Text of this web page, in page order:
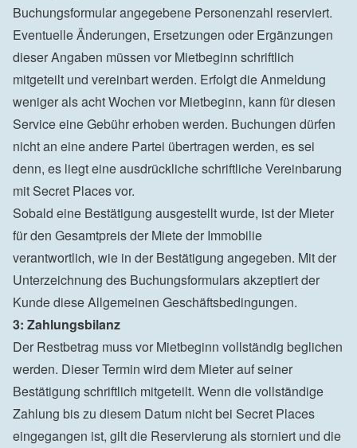
Buchungsformular angegebene Personenzahl reserviert.
Eventuelle Änderungen, Ersetzungen oder Ergänzungen
dieser Angaben müssen vor Mietbeginn schriftlich
mitgeteilt und vereinbart werden. Erfolgt die Anmeldung
weniger als acht Wochen vor Mietbeginn, kann für diesen
Service eine Gebühr erhoben werden. Buchungen dürfen
nicht an eine andere Partei übertragen werden, es sei
denn, es liegt eine ausdrückliche schriftliche Vereinbarung
mit Secret Places vor.
Sobald eine Bestätigung ausgestellt wurde, ist der Mieter
für den Gesamtpreis der Miete der Immobilie
verantwortlich, wie in der Bestätigung angegeben. Mit der
Unterzeichnung des Buchungsformulars akzeptiert der
Kunde diese Allgemeinen Geschäftsbedingungen.
3: Zahlungsbilanz
Der Restbetrag muss vor Mietbeginn vollständig beglichen
werden. Dieser Termin wird dem Mieter auf seiner
Bestätigung schriftlich mitgeteilt. Wenn die vollständige
Zahlung bis zu diesem Datum nicht bei Secret Places
eingegangen ist, gilt die Reservierung als storniert und die